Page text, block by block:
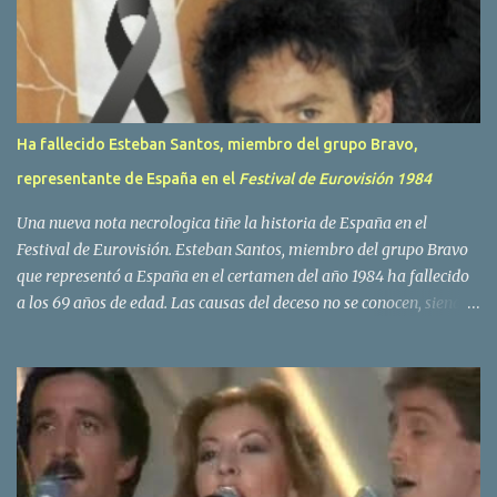
s
Ha fallecido Esteban Santos, miembro del grupo Bravo,
representante de España en el Festival de Eurovisión 1984
Una nueva nota necrologica tiñe la historia de España en el
Festival de Eurovisión. Esteban Santos, miembro del grupo Bravo
que representó a España en el certamen del año 1984 ha fallecido
a los 69 años de edad. Las causas del deceso no se conocen, siendo
traves de las redes sociales. Nacido en Tolosa en 1951, durante su
epoca universitaria en la carrera de empresariales conoció al
estudiante de medicina Luis Villar, comenzando a actuar
juntos,Santos a la guitarra y Villar al piano, sin atreverse a dar el
salto al mercado profesional. Sin embargo esto cambió gracias a la